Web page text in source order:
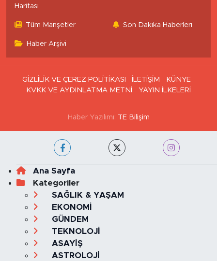
Haritası
Tüm Manşetler Son Dakika Haberleri
Haber Arşivi
GİZLİLİK VE ÇEREZ POLİTİKASI İLETİŞİM
KÜNYE
KVKK VE AYDINLATMA METNİ
YAYIN İLKELERİ
Haber Yazılımı: TE Bilişim
Ana Sayfa
Kategoriler
SAĞLIK & YAŞAM
EKONOMİ
GÜNDEM
TEKNOLOJİ
ASAYİŞ
ASTROLOJİ